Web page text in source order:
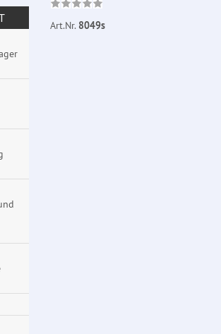
Art.Nr. 8049s